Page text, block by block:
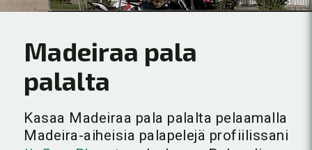
Madeiraa pala
palalta
Kasaa Madeiraa pala palalta pelaamalla
Madeira-aiheisia palapelejä profiilissani